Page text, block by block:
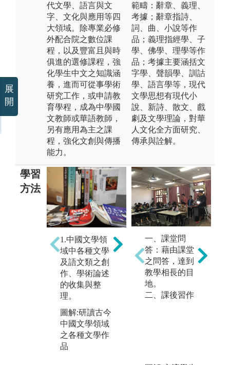
代文學、語言與文
字、文化與應用等四
大領域。除專業必修
外配合院之數位課
程，以及豐富且與時
俱進的選修課程，強
化學生中文之知識涵
養，進而可從事學術
研究工作，或申請教
育學程，成為中學國
文教師或華語教師，
另有應用為主之課
程，強化文創與傳播
能力。
範疇：辭章、義理、
考據；辭章指詩、
詞、曲、小說等作
品；義理指經學、子
學、佛學、理學等作
品；考據主要涵括文
字學、聲韻學、訓詁
學、語言學等，現代
文學思想有現代小
說、新詩、散文、戲
劇及文學理論，對華
人文化全方面研究、
傳承與詮解。
學習
方法
1.中國文學領
域中各種文學
及語文類之創
作、學術論述
的收集與整
理。
圖解:研讀古今
中國文學領域
之各種文學作
品
2.中國文學領
域中各種文學
及語文類之創
作、學術論述
的閱讀與賞
析。
一、課堂問
答：藉由課堂
之問答，達到
教學相長的目
地。
二、課後習作
展
開